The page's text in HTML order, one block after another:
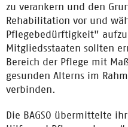
zu verankern und den
Rehabilitation vor und
Pflegebedürftigkeit"
Mitgliedsstaaten sollten
Bereich der Pflege mit
gesunden Alterns im
verbinden.
Die BAGSO übermittelte